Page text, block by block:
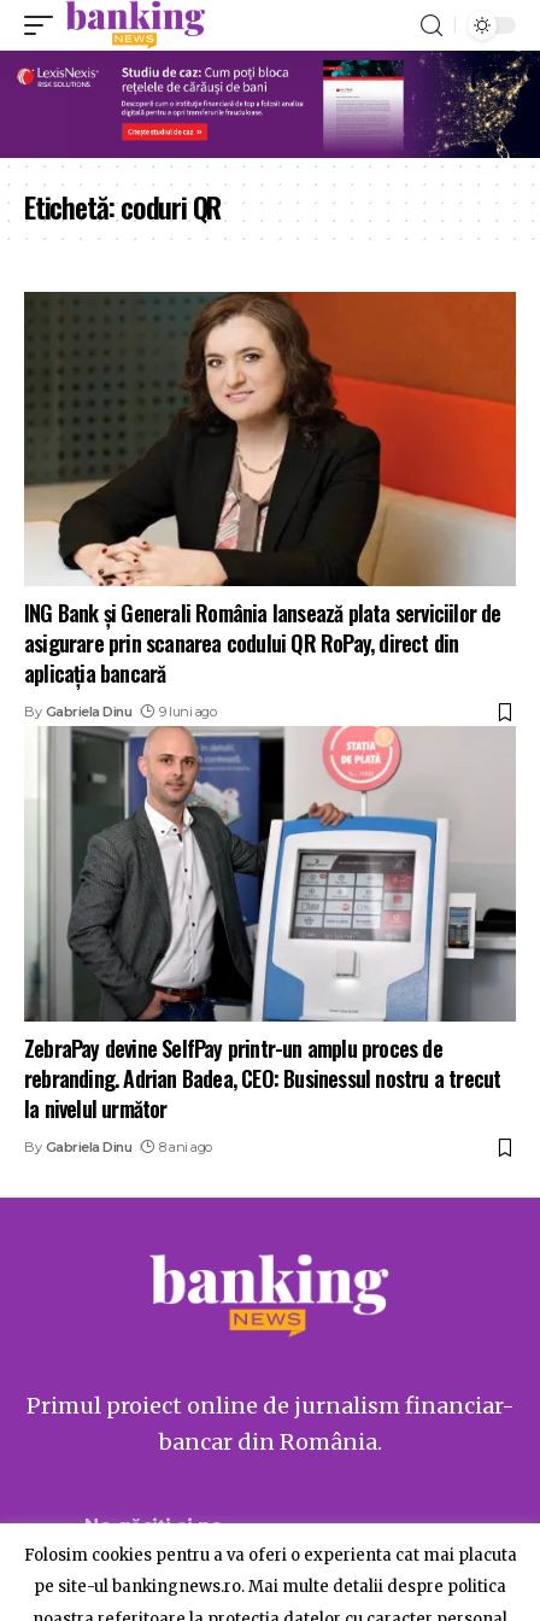
Etichetă:coduri QR
ING Bank și Generali România lansează plata serviciilor de
asigurare prin scanarea codului QR RoPay, direct din
aplicația bancară
By Gabriela Dinu 9 luni ago
ZebraPay devine SelfPay printr-un amplu proces de
rebranding. Adrian Badea, CEO: Businessul nostru a trecut
la nivelul următor
By Gabriela Dinu 8 ani ago
Primul proiect online de jurnalism financiar-
bancar din România.
Ne găsiți și pe
Folosim cookies pentru a va oferi o experienta cat mai placuta
pe site-ul bankingnews.ro. Mai multe detalii despre politica